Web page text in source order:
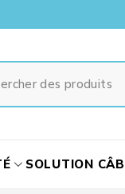
SOLUTION